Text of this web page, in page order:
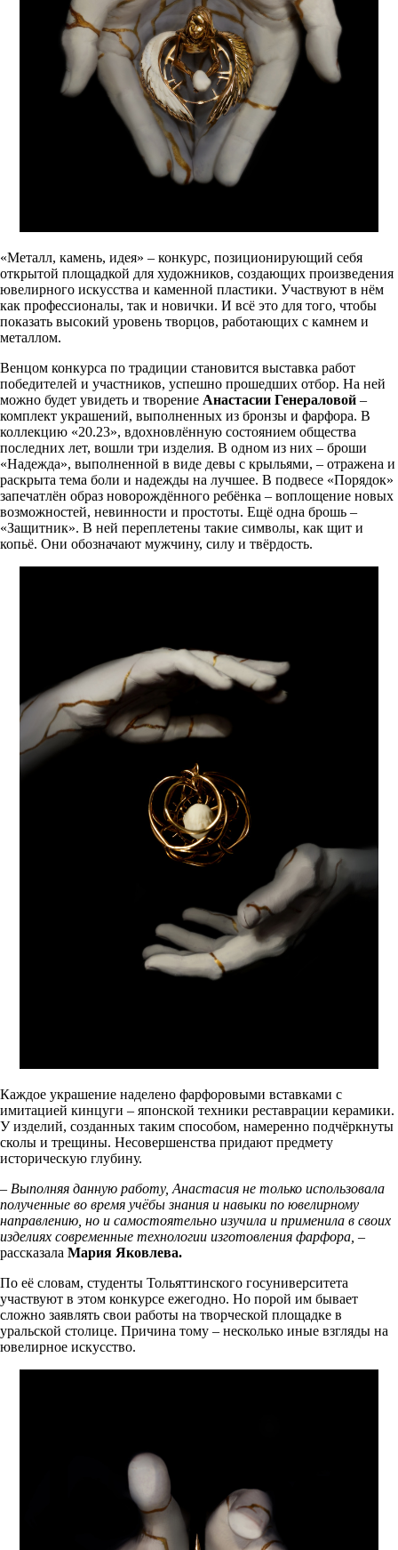
«Металл, камень, идея» – конкурс, позиционирующий себя
открытой площадкой для художников, создающих произведения
ювелирного искусства и каменной пластики. Участвуют в нём
как профессионалы, так и новички. И всё это для того, чтобы
показать высокий уровень творцов, работающих с камнем и
металлом.
Венцом конкурса по традиции становится выставка работ
победителей и участников, успешно прошедших отбор. На ней
можно будет увидеть и творение Анастасии Генераловой –
комплект украшений, выполненных из бронзы и фарфора. В
коллекцию «20.23», вдохновлённую состоянием общества
последних лет, вошли три изделия. В одном из них – броши
«Надежда», выполненной в виде девы с крыльями, – отражена и
раскрыта тема боли и надежды на лучшее. В подвесе «Порядок»
запечатлён образ новорождённого ребёнка – воплощение новых
возможностей, невинности и простоты. Ещё одна брошь –
«Защитник». В ней переплетены такие символы, как щит и
копьё. Они обозначают мужчину, силу и твёрдость.
Каждое украшение наделено фарфоровыми вставками с
имитацией кинцуги – японской техники реставрации керамики.
У изделий, созданных таким способом, намеренно подчёркнуты
сколы и трещины. Несовершенства придают предмету
историческую глубину.
– Выполняя данную работу, Анастасия не только использовала
полученные во время учёбы знания и навыки по ювелирному
направлению, но и самостоятельно изучила и применила в своих
изделиях современные технологии изготовления фарфора, –
рассказала Мария Яковлева.
По её словам, студенты Тольяттинского госуниверситета
участвуют в этом конкурсе ежегодно. Но порой им бывает
сложно заявлять свои работы на творческой площадке в
уральской столице. Причина тому – несколько иные взгляды на
ювелирное искусство.